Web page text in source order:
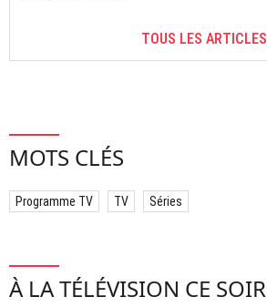
TOUS LES ARTICLES
MOTS CLÉS
Programme TV TV Séries
À LA TÉLÉVISION CE SOIR